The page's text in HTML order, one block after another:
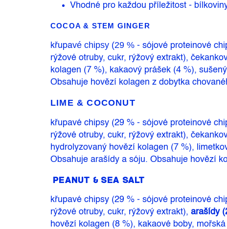
Vhodné pro každou příležitost -
COCOA & STEM GINGER
křupavé chipsy (29 % - sójové proteinové
rýžové otruby, cukr, rýžový extrakt),
kolagen (7 %), kakaový prášek (4 %),
Obsahuje hovězí kolagen z dobytka
LIME & COCONUT
křupavé chipsy (29 % - sójové proteinové
rýžové otruby, cukr, rýžový extrakt),
hydrolyzovaný hovězí kolagen (7 %),
Obsahuje arašídy a sóju. Obsahuje hovězí
PEANUT & SEA SALT
křupavé chipsy (29 % - sójové proteinové
rýžové otruby, cukr, rýžový extrakt), arašídy
hovězí kolagen (8 %), kakaové boby,